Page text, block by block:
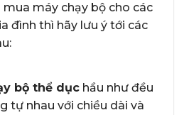
máy chạy bộ cho các
đình thì hãy lưu ý tới các
bộ thể dục hầu như đều
tự nhau với chiều dài và